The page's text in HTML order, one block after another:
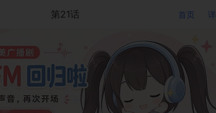
第21话 首页